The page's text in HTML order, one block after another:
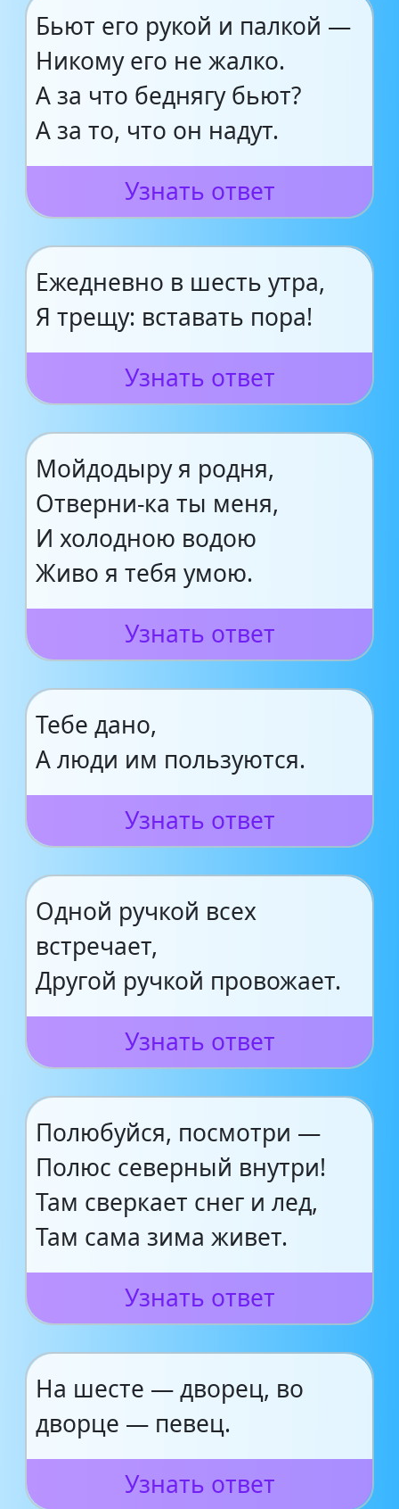
Бьют его рукой и палкой —
Никому его не жалко.
А за что беднягу бьют?
А за то, что он надут.
Узнать ответ
Ежедневно в шесть утра,
Я трещу: вставать пора!
Узнать ответ
Мойдодыру я родня,
Отверни-ка ты меня,
И холодною водою
Живо я тебя умою.
Узнать ответ
Тебе дано,
А люди им пользуются.
Узнать ответ
Одной ручкой всех
встречает,
Другой ручкой провожает.
Узнать ответ
Полюбуйся, посмотри —
Полюс северный внутри!
Там сверкает снег и лед,
Там сама зима живет.
Узнать ответ
На шесте — дворец, во
дворце — певец.
Узнать ответ